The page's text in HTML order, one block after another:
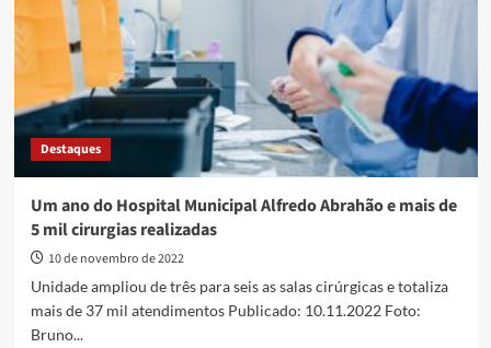
Destaques
Um ano do Hospital Municipal Alfredo Abrahão e mais de
5 mil cirurgias realizadas
10 de novembro de 2022
Unidade ampliou de três para seis as salas cirúrgicas e totaliza
mais de 37 mil atendimentos Publicado: 10.11.2022 Foto:
Bruno...